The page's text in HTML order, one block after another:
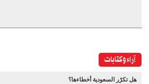
آراء وكتابات
هل تكرّر السعودية أخطاءها؟